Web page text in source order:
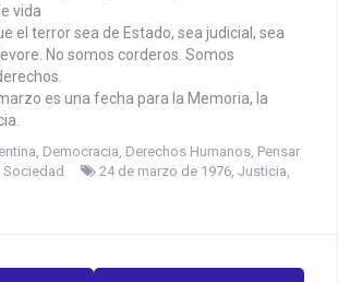
vida
el terror sea de Estado, sea judicial, sea
No somos corderos. Somos
es una fecha para la Memoria, la
, Democracia, Derechos Humanos, Pensar
Sociedad 24 de marzo de 1976, Justicia,